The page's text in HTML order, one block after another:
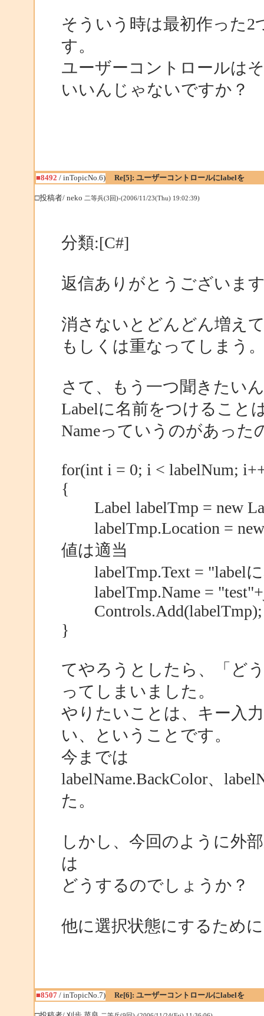
そういう時は最初作った
す。
ユーザーコントロールは
いいんじゃないですか？
■8492 / inTopicNo.6) Re[5]: ユーザーコントロールにlabelを
□投稿者/ neko 二等兵(3回)-(2006/11/23(Thu) 19:02:39)
分類:[C#]
返信ありがとうございま
消さないとどんどん増え
もしくは重なってしまう
さて、もう一つ聞きたい
Labelに名前をつけること
Nameっていうのがあった
for(int i = 0; i < labelNum;
{
Label labelTmp = new
labelTmp.Location = new
値は適当
labelTmp.Text = "label
labelTmp.Name =
Controls.Add(labelTmp);
}
てやろうとしたら、「ど
ってしまいました。
やりたいことは、キー入
い、ということです。
今までは
labelName.BackColor、
た。
しかし、今回のように外
は
どうするのでしょうか？
他に選択状態にするため
■8507/ inTopicNo.7) Re[6]: ユーザーコントロールにlabelを